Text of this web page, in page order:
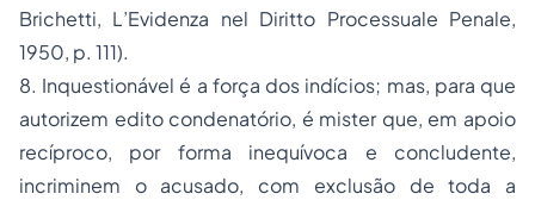
Brichetti, L’Evidenza nel Diritto Processuale Penale,
1950, p. 111).
8. Inquestionável é a força dos indícios; mas, para que
autorizem edito condenatório, é mister que, em apoio
recíproco, por forma inequívoca e concludente,
incriminem o acusado, com exclusão de toda a